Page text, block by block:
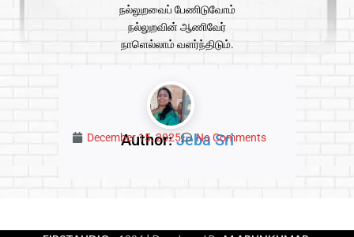
நல்லுறவைப் பேணிடுவோம்
நல்லுறவின் ஆணிவேர்
நாளெல்லாம் வளர்ந்திடும்.
Author:Jeba Sri
December 15, 2025 No Comments